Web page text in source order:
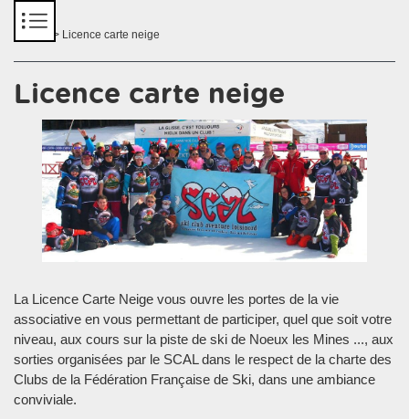
> Licence carte neige
Licence carte neige
La Licence Carte Neige vous ouvre les portes de la vie
associative en vous permettant de participer, quel que soit votre
niveau, aux cours sur la piste de ski de Noeux les Mines ..., aux
sorties organisées par le SCAL dans le respect de la charte des
Clubs de la Fédération Française de Ski, dans une ambiance
conviviale.